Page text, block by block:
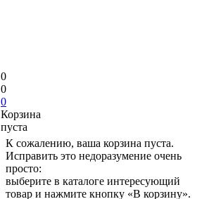
0
0
0
Корзина
пуста
К сожалению, ваша корзина пуста.
Исправить это недоразумение очень
просто:
выберите в каталоге интересующий
товар и нажмите кнопку «В корзину».